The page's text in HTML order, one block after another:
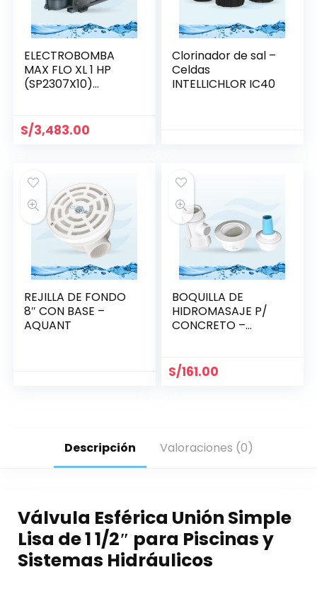
ELECTROBOMBA
MAX FLO XL 1 HP
(SP2307X10)
S/3,483.00
Clorinador de sal –
Celdas
INTELLICHLOR IC40
REJILLA DE FONDO
8″ CON BASE –
AQUANT
BOQUILLA DE
HIDROMASAJE P/
CONCRETO –
S/161.00
Descripción Valoraciones (0)
Válvula Esférica Unión Simple
Lisa de 1 1/2″ para Piscinas y
Sistemas Hidráulicos